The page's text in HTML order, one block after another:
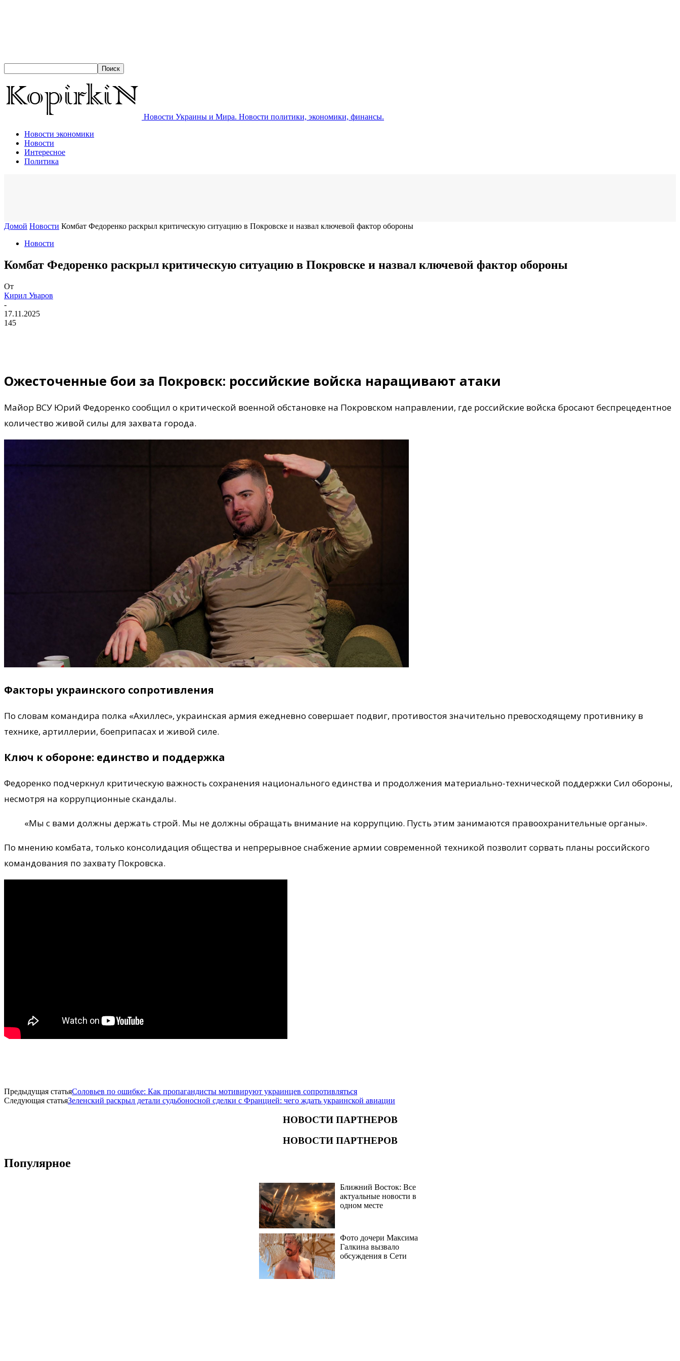
Новости Украины и Мира. Новости политики, экономики, финансы.
Новости экономики
Новости
Интересное
Политика
Домой Новости Комбат Федоренко раскрыл критическую ситуацию в Покровске и назвал ключевой фактор обороны
Новости
Комбат Федоренко раскрыл критическую ситуацию в Покровске и назвал ключевой фактор обороны
От
Кирил Уваров
-
17.11.2025
145
Ожесточенные бои за Покровск: российские войска наращивают атаки
Майор ВСУ Юрий Федоренко сообщил о критической военной обстановке на Покровском направлении, где российские войска бросают беспрецедентное
количество живой силы для захвата города.
Факторы украинского сопротивления
По словам командира полка «Ахиллес», украинская армия ежедневно совершает подвиг, противостоя значительно превосходящему противнику в
технике, артиллерии, боеприпасах и живой силе.
Ключ к обороне: единство и поддержка
Федоренко подчеркнул критическую важность сохранения национального единства и продолжения материально-технической поддержки Сил обороны,
несмотря на коррупционные скандалы.
«Мы с вами должны держать строй. Мы не должны обращать внимание на коррупцию. Пусть этим занимаются правоохранительные органы».
По мнению комбата, только консолидация общества и непрерывное снабжение армии современной техникой позволит сорвать планы российского
командования по захвату Покровска.
Предыдущая статьяСоловьев по ошибке: Как пропагандисты мотивируют украинцев сопротивляться
Следующая статьяЗеленский раскрыл детали судьбоносной сделки с Францией: чего ждать украинской авиации
НОВОСТИ ПАРТНЕРОВ
НОВОСТИ ПАРТНЕРОВ
Популярное
Ближний Восток: Все
актуальные новости в
одном месте
Фото дочери Максима
Галкина вызвало
обсуждения в Сети